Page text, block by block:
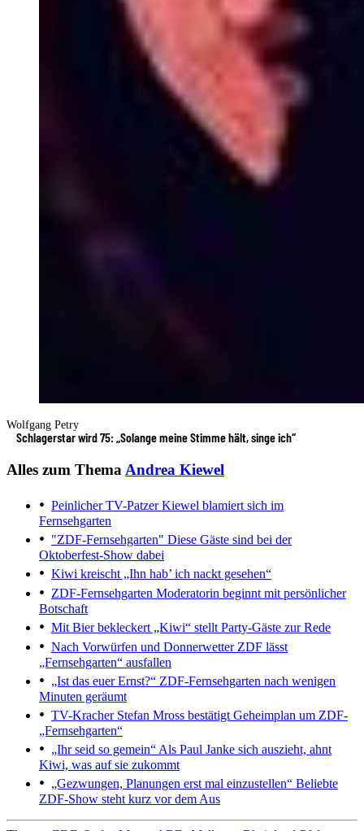
Wolfgang Petry
Schlagerstar wird 75: „Solange meine Stimme hält, singe ich“
Alles zum Thema Andrea Kiewel
Peinlicher TV-PatzerKiewel blamiert sich im
Fernsehgarten
"ZDF-Fernsehgarten" Diese Gäste sind bei der
Oktoberfest-Show dabei
Kiwi kreischt „Ihn hab’ ich nackt gesehen“
ZDF-Fernsehgarten Moderatorin beginnt mit persönlicher
Botschaft
Mit Bier bekleckert „Kiwi“ stellt Party-Gäste zur Rede
Nach Vorwürfen und DonnerwetterZDF lässt
„Fernsehgarten“ ausfallen
„Ist das euer Ernst?“ ZDF-Fernsehgarten nach wenigen
Minuten geräumt
TV-KracherStefan Mross bestätigt Geheimplan um ZDF-
„Fernsehgarten“
„Ihr seid so gemein“ Als Paul Janke sich auszieht, ahnt
Kiwi, was auf sie zukommt
„Gezwungen, Planungen erst mal einzustellen“ Beliebte
ZDF-Show steht kurz vor dem Aus